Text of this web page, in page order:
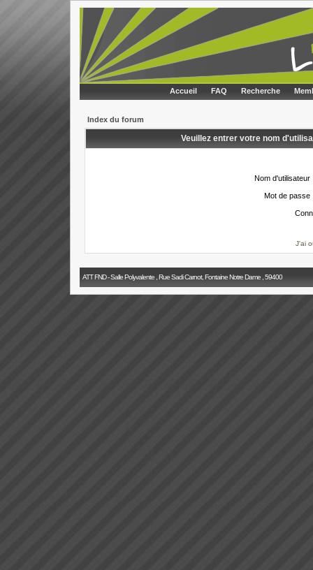
Accueil FAQ Recherche
Index du forum
Veuillez entrer votre nom
Nom d'utilisateur
Mot de passe
J'ai
ATT FND - Salle Polyvalente , Rue Sadi Carnot, Fontaine Notre Dame , 59400